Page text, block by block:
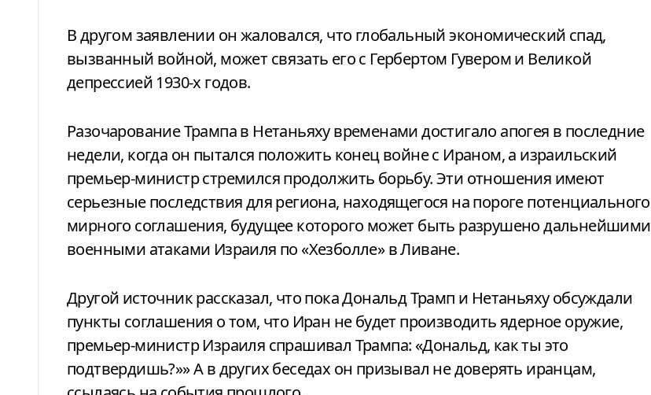
В другом заявлении он жаловался, что глобальный экономический спад,
вызванный войной, может связать его с Гербертом Гувером и Великой
депрессией 1930-х годов.
Разочарование Трампа в Нетаньяху временами достигало апогея в последние
недели, когда он пытался положить конец войне с Ираном, а израильский
премьер-министр стремился продолжить борьбу. Эти отношения имеют
серьезные последствия для региона, находящегося на пороге потенциального
мирного соглашения, будущее которого может быть разрушено дальнейшими
военными атаками Израиля по «Хезболле» в Ливане.
Другой источник рассказал, что пока Дональд Трамп и Нетаньяху обсуждали
пункты соглашения о том, что Иран не будет производить ядерное оружие,
премьер-министр Израиля спрашивал Трампа: «Дональд, как ты это
подтвердишь?»» А в других беседах он призывал не доверять иранцам,